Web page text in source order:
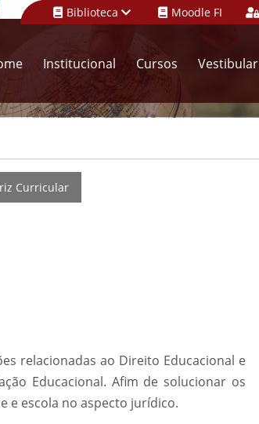
Biblioteca Moodle FI
Institucional Cursos Vestibular
Curricular
relacionadas ao Direito Educacional e
Educacional. Afim de solucionar os
e escola no aspecto jurídico.